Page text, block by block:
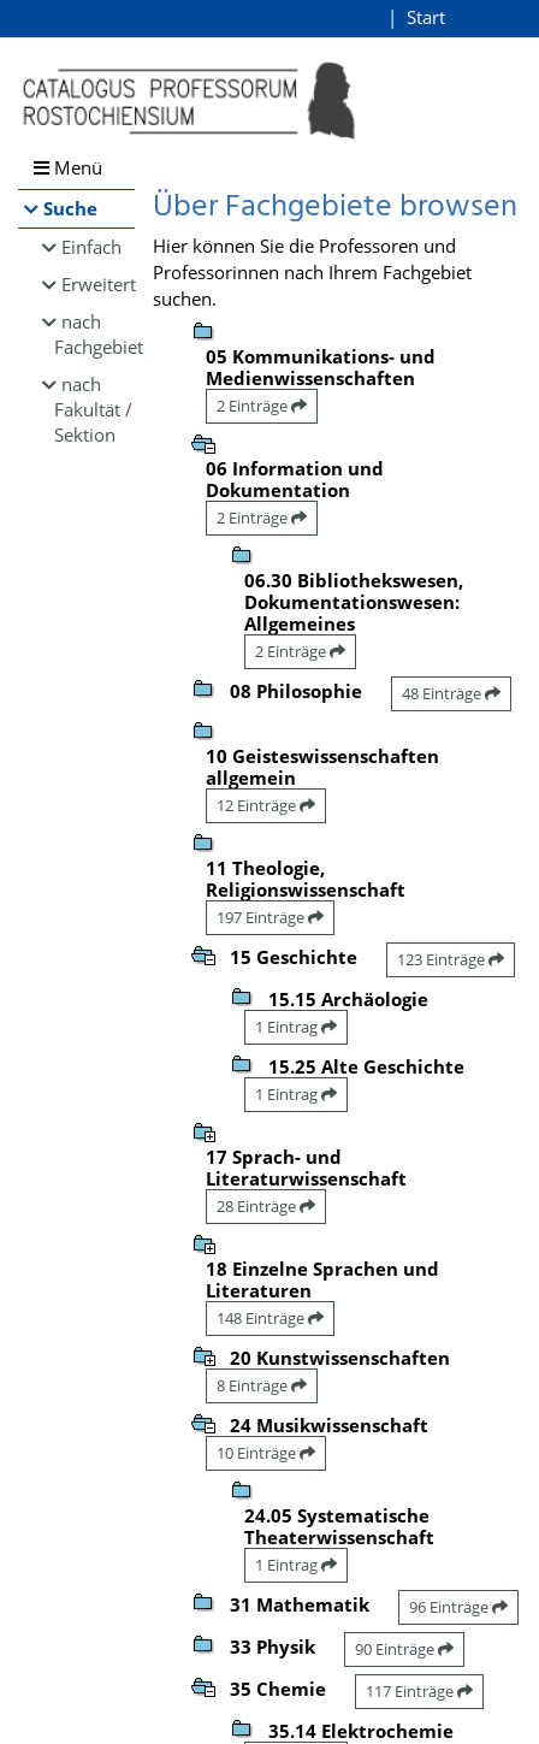
Browsen
direkt zum Inhalt
Start
Menü
Suche
Einfach
Erweitert
nach
Fachgebiet
nach
Fakultät /
Sektion
Über Fachgebiete browsen
Hier können Sie die Professoren und
Professorinnen nach Ihrem Fachgebiet
suchen.
05 Kommunikations- und
Medienwissenschaften
2 Einträge
06 Information und
Dokumentation
2 Einträge
06.30 Bibliothekswesen,
Dokumentationswesen:
Allgemeines
2 Einträge
08 Philosophie 48 Einträge
10 Geisteswissenschaften
allgemein
12 Einträge
11 Theologie,
Religionswissenschaft
197 Einträge
15 Geschichte 123 Einträge
15.15 Archäologie
1 Eintrag
15.25 Alte Geschichte
1 Eintrag
17 Sprach- und
Literaturwissenschaft
28 Einträge
18 Einzelne Sprachen und
Literaturen
148 Einträge
20 Kunstwissenschaften
8 Einträge
24 Musikwissenschaft
10 Einträge
24.05 Systematische
Theaterwissenschaft
1 Eintrag
31 Mathematik 96 Einträge
33 Physik 90 Einträge
35 Chemie 117 Einträge
35.14 Elektrochemie